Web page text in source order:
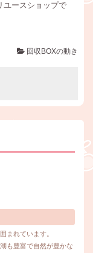
ユースショップで
回収BOXの動き
まれています。
も豊富で自然が豊かな